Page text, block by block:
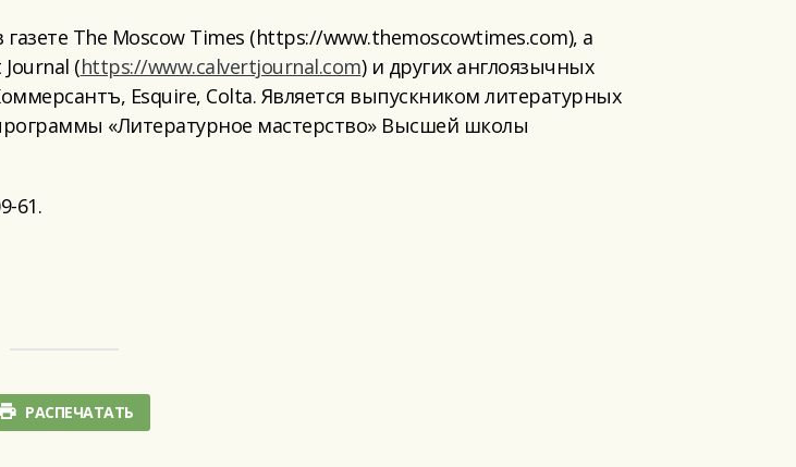
The Moscow Times (https://www.themoscowtimes.com), а
(https://www.calvertjournal.com) и других англоязычных
Esquire, Colta. Является выпускником литературных
«Литературное мастерство» Высшей школы
61.
РАСПЕЧАТАТЬ